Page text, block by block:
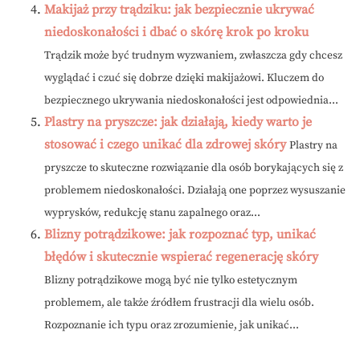
Makijaż przy trądziku: jak bezpiecznie ukrywać
niedoskonałości i dbać o skórę krok po kroku
Trądzik może być trudnym wyzwaniem, zwłaszcza gdy chcesz
wyglądać i czuć się dobrze dzięki makijażowi. Kluczem do
bezpiecznego ukrywania niedoskonałości jest odpowiednia...
Plastry na pryszcze: jak działają, kiedy warto je
stosować i czego unikać dla zdrowej skóry Plastry na
pryszcze to skuteczne rozwiązanie dla osób borykających się z
problemem niedoskonałości. Działają one poprzez wysuszanie
wyprysków, redukcję stanu zapalnego oraz...
Blizny potrądzikowe: jak rozpoznać typ, unikać
błędów i skutecznie wspierać regenerację skóry
Blizny potrądzikowe mogą być nie tylko estetycznym
problemem, ale także źródłem frustracji dla wielu osób.
Rozpoznanie ich typu oraz zrozumienie, jak unikać...